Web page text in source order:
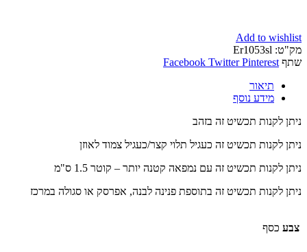
Add to wishlist
מק"ט: Er1053sl
שתף
Facebook TwitterPinterest
תיאור
מידע נוסף
ניתן לקנות תכשיט זה בזהב
ניתן לקנות תכשיט זה כעגיל תלוי קצר/כעגיל צמוד לאוזן
ניתן לקנות תכשיט זה עם נמפאה קטנה יותר – קוטר 1.5 ס"מ
ניתן לקנות תכשיט זה בתוספת פנינה לבנה, אפרסק או סגולה במרכז
צבע כסף